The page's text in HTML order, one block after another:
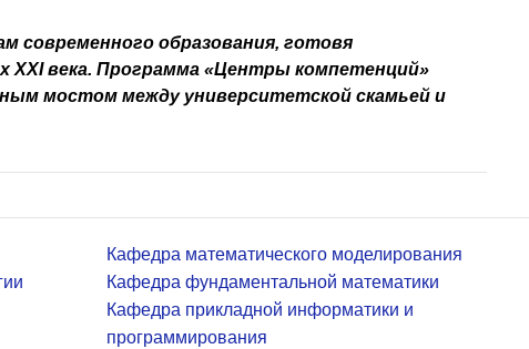
современного образования, готовя
XXI века. Программа «Центры компетенций»
мостом между университетской скамьей и
Кафедра математического моделирования
Кафедра фундаментальной математики
Кафедра прикладной информатики и
программирования